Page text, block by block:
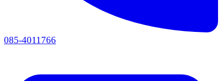
085-4011766